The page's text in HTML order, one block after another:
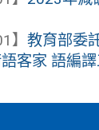
】 教育部委
客家 語編譯